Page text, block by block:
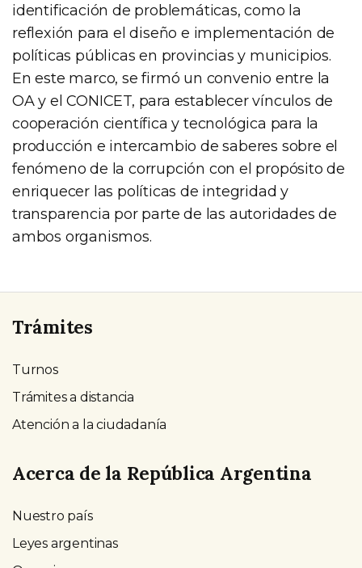
identificación de problemáticas, como la
reflexión para el diseño e implementación de
políticas públicas en provincias y municipios.
En este marco, se firmó un convenio entre la
OA y el CONICET, para establecer vínculos de
cooperación científica y tecnológica para la
producción e intercambio de saberes sobre el
fenómeno de la corrupción con el propósito de
enriquecer las políticas de integridad y
transparencia por parte de las autoridades de
ambos organismos.
Trámites
Turnos
Trámites a distancia
Atención a la ciudadanía
Acerca de la República Argentina
Nuestro país
Leyes argentinas